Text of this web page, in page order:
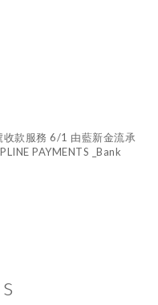
收款服務 6/1 由藍新金流承
PAYMENTS _Bank